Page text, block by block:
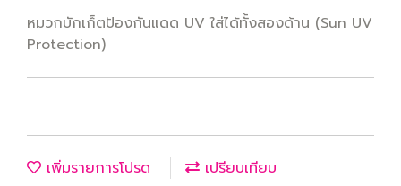
หมวกบักเก็ตป้องกันแดด UV ใส่ได้ทั้งสองด้าน (Sun UV
Protection)
เพิ่มรายการโปรด
เปรียบเทียบ